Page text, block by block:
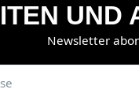
UND
Newsletter